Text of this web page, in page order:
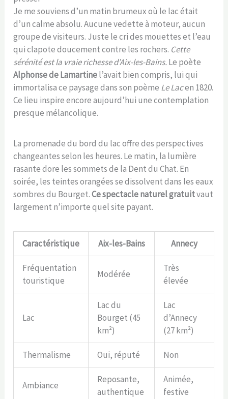
Je me souviens d’un matin brumeux où le lac était
d’un calme absolu. Aucune vedette à moteur, aucun
groupe de visiteurs. Juste le cri des mouettes et l’eau
qui clapote doucement contre les rochers. Cette
sérénité est la vraie richesse d’Aix-les-Bains.Le poète
Alphonse de Lamartinel’avait bien compris, lui qui
immortalisa ce paysage dans son poème Le Lacen 1820.
Ce lieu inspire encore aujourd’hui une contemplation
presque mélancolique.
La promenade du bord du lac offre des perspectives
changeantes selon les heures. Le matin, la lumière
rasante dore les sommets de la Dent du Chat. En
soirée, les teintes orangées se dissolvent dans les eaux
sombres du Bourget.Ce spectacle naturel gratuitvaut
largement n’importe quel site payant.
Caractéristique Aix-les-Bains Annecy
Fréquentation
touristique
Modérée
Très
élevée
Lac
Lac du
Bourget (45
km²)
Lac
d’Annecy
(27 km²)
Thermalisme Oui, réputé Non
Ambiance
Reposante,
authentique
Animée,
festive